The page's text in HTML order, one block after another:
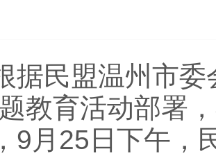
民盟温州市委
教育活动部署
9月25日下午，